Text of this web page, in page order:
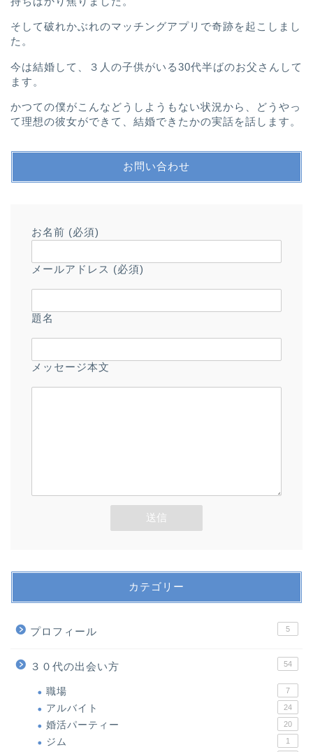
そして破れかぶれのマッチングアプリで奇跡を起こしまし
た。
今は結婚して、３人の子供がいる30代半ばのお父さんして
ます。
かつての僕がこんなどうしようもない状況から、
どうやっ
て理想の彼女ができて、結婚できたかの実話を話します。
お問い合わせ
お名前 (必須)
メールアドレス (必須)
題名
メッセージ本文
カテゴリー
プロフィール 5
３０代の出会い方 54
職場 7
アルバイト 24
婚活パーティー 20
ジム 1